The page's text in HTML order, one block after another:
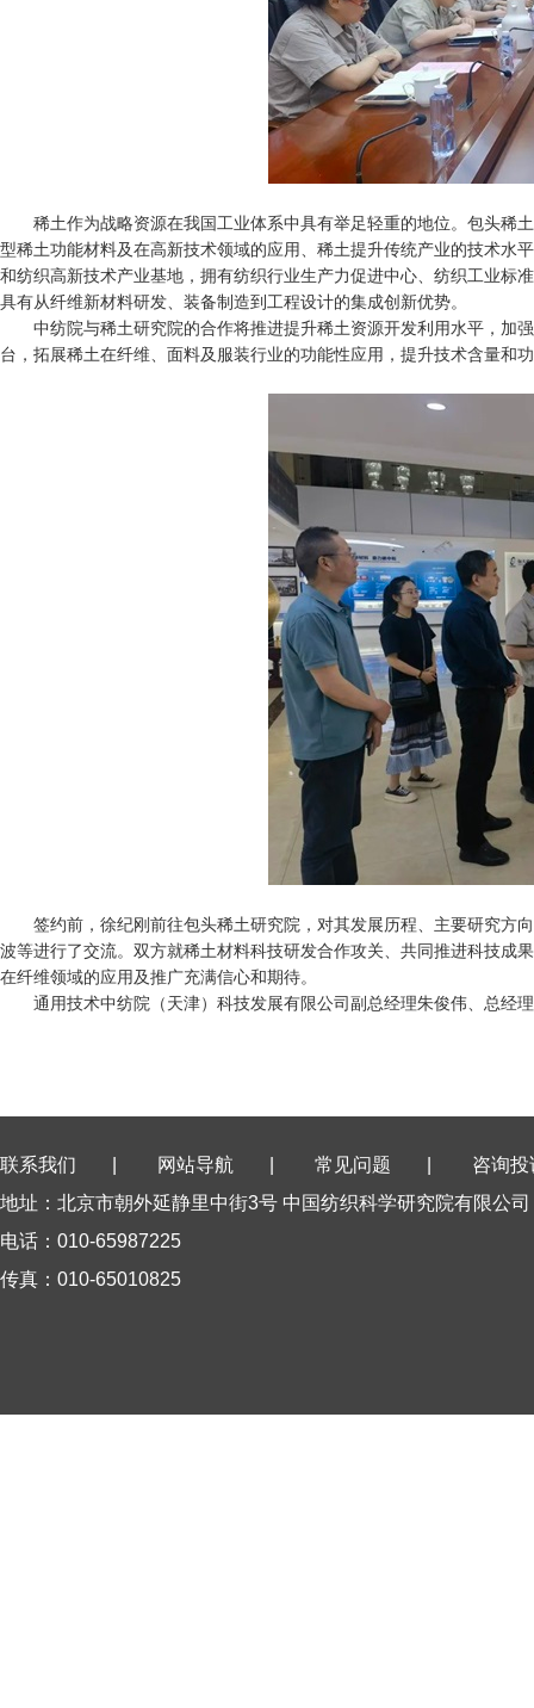
稀土作为战略资源在我国工业体系中具有举足轻重的地位。包头稀
型稀土功能材料及在高新技术领域的应用、稀土提升传统产业的技术水
和纺织高新技术产业基地，拥有纺织行业生产力促进中心、纺织工业标
具有从纤维新材料研发、装备制造到工程设计的集成创新优势。
中纺院与稀土研究院的合作将推进提升稀土资源开发利用水平，加
台，拓展稀土在纤维、面料及服装行业的功能性应用，提升技术含量和
签约前，徐纪刚前往包头稀土研究院，对其发展历程、主要研究方
波等进行了交流。双方就稀土材料科技研发合作攻关、共同推进科技成
在纤维领域的应用及推广充满信心和期待。
通用技术中纺院（天津）科技发展有限公司副总经理朱俊伟、总经
联系我们 网站导航 常见问题
咨询投
地址：北京市朝外延静里中街3号 中国纺织科学研究院有限公司
电话：010-65987225
传真：010-65010825